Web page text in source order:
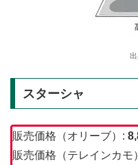
スターシャ
販売価格（オリーブ）:
販売価格（テレインカモ